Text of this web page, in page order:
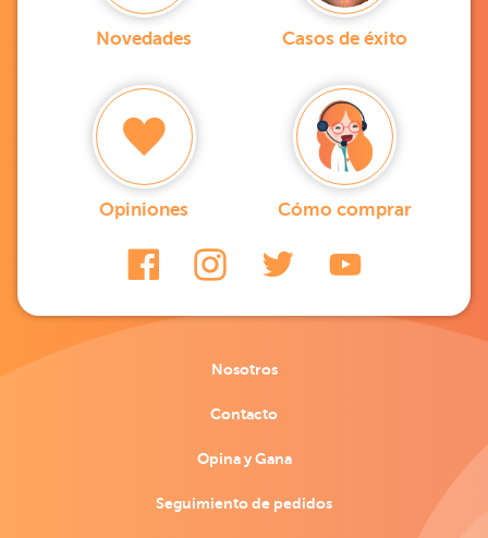
Novedades Casos de éxito
Opiniones Cómo comprar
Nosotros
Contacto
Opina y Gana
Seguimiento de pedidos